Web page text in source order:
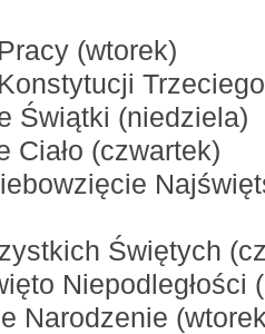
(wtorek)
Świątki (niedziela)
Ciało (czwartek)
Świętych
Niepodległości
Narodzenie